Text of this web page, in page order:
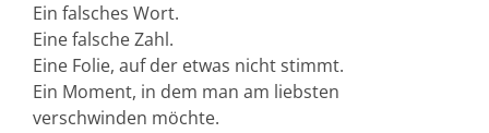
Ein falsches Wort.
Eine falsche Zahl.
Eine Folie, auf der etwas nicht stimmt.
Ein Moment, in dem man am liebsten
verschwinden möchte.